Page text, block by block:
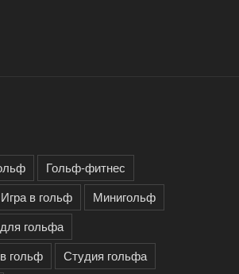
Гольф-фитнес
Игра в гольф
Минигольф
гольфа
гольф
Студия гольфа